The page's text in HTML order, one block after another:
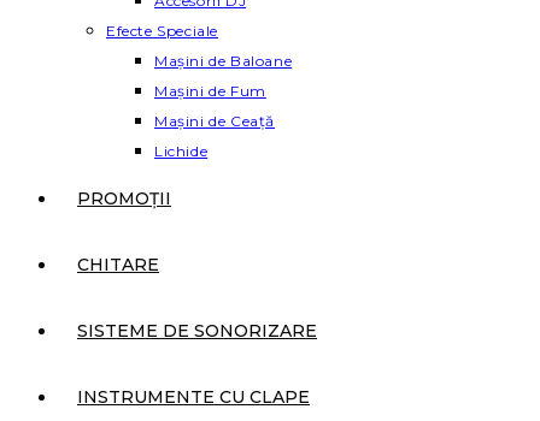
Efecte Speciale
Mașini de Baloane
Mașini de Fum
Mașini de Ceață
Lichide
PROMOȚII
CHITARE
SISTEME DE SONORIZARE
INSTRUMENTE CU CLAPE